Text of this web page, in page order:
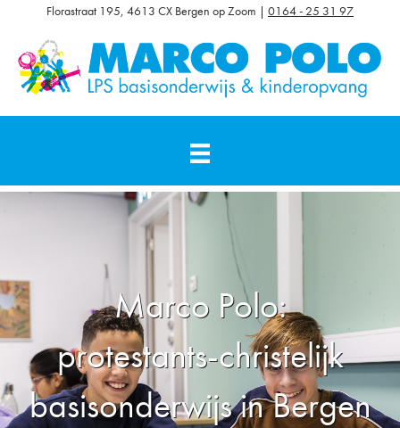
Florastraat 195, 4613 CX Bergen op Zoom | 0164 - 25 31 97
Marco Polo:
protestants-christelijk
basisonderwijs in Bergen